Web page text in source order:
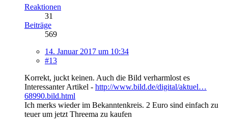
Reaktionen
31
Beiträge
569
14. Januar 2017 um 10:34
#13
Korrekt, juckt keinen. Auch die Bild verharmlost es
Interessanter Artikel - http://www.bild.de/digital/aktuel…
68990.bild.html
Ich merks wieder im Bekanntenkreis. 2 Euro sind einfach zu
teuer um jetzt Threema zu kaufen